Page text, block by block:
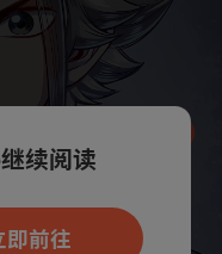
打开App新用
续阅读
即前往